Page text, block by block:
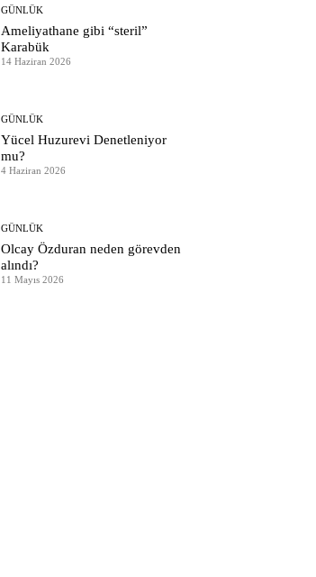
GÜNLÜK
Ameliyathane gibi “steril”
Karabük
14 Haziran 2026
GÜNLÜK
Yücel Huzurevi Denetleniyor
mu?
4 Haziran 2026
GÜNLÜK
Olcay Özduran neden görevden
alındı?
11 Mayıs 2026